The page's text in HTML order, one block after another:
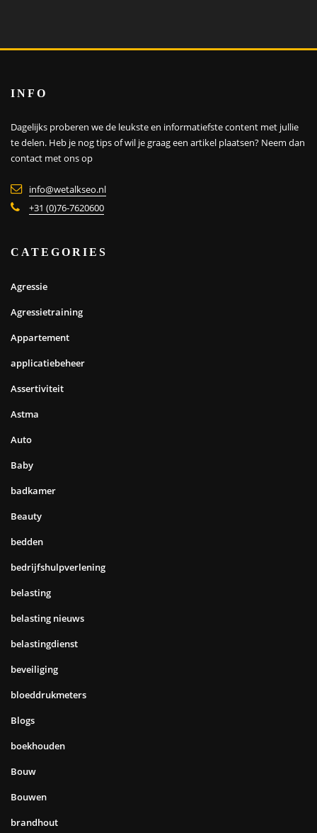
INFO
Dagelijks proberen we de leukste en informatiefste content met jullie
te delen. Heb je nog tips of wil je graag een artikel plaatsen? Neem dan
contact met ons op
info@wetalkseo.nl
+31 (0)76-7620600
CATEGORIES
Agressie
Agressietraining
Appartement
applicatiebeheer
Assertiviteit
Astma
Auto
Baby
badkamer
Beauty
bedden
bedrijfshulpverlening
belasting
belasting nieuws
belastingdienst
beveiliging
bloeddrukmeters
Blogs
boekhouden
Bouw
Bouwen
brandhout